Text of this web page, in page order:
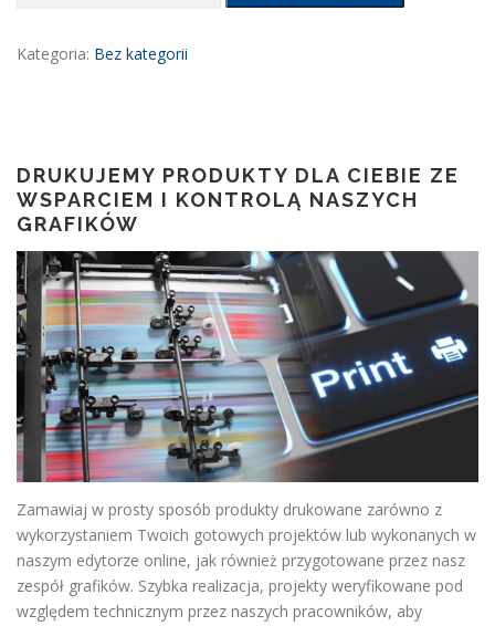
Kategoria: Bez kategorii
DRUKUJEMY PRODUKTY DLA CIEBIE ZE
WSPARCIEM I KONTROLĄ NASZYCH
GRAFIKÓW
Zamawiaj w prosty sposób produkty drukowane zarówno z
wykorzystaniem Twoich gotowych projektów lub wykonanych w
naszym edytorze online, jak również przygotowane przez nasz
zespół grafików. Szybka realizacja, projekty weryfikowane pod
względem technicznym przez naszych pracowników, aby